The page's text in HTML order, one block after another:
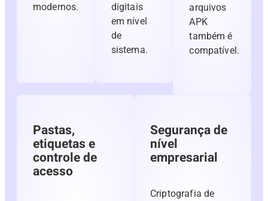
modernos.
digitais
em nível
de
sistema.
arquivos
APK
também é
compatível.
Pastas,
etiquetas e
controle de
acesso
Segurança de
nível
empresarial
Criptografia de